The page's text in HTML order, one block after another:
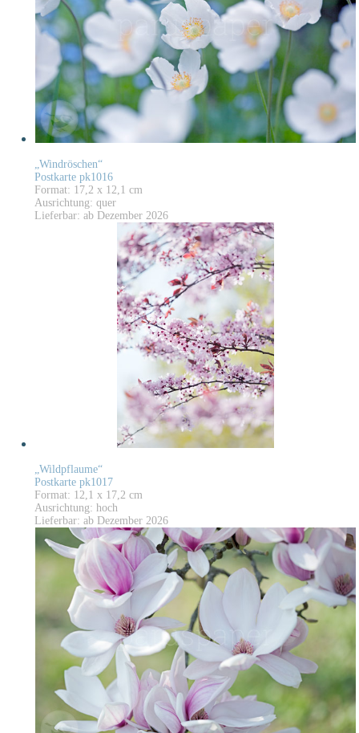
„Windröschen“
Postkarte pk1016
Format: 17,2 x 12,1 cm
Ausrichtung: quer
Lieferbar: ab Dezember 2026
„Wildpflaume“
Postkarte pk1017
Format: 12,1 x 17,2 cm
Ausrichtung: hoch
Lieferbar: ab Dezember 2026